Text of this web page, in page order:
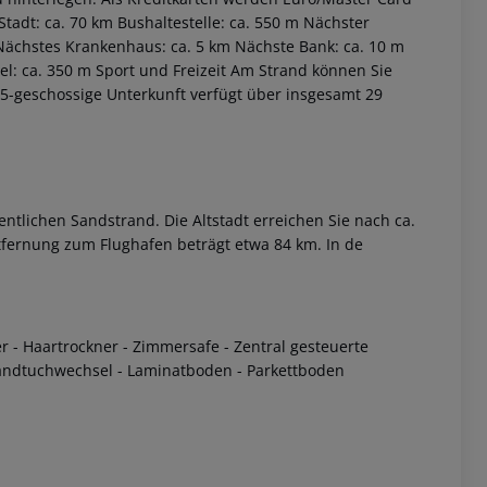
ca. 70 km Bushaltestelle: ca. 550 m Nächster
Krankenhaus: ca. 5 km Nächste Bank: ca. 10 m
ca. 350 m Sport und Freizeit Am Strand können Sie
geschossige Unterkunft verfügt über insgesamt 29
Sandstrand. Die Altstadt erreichen Sie nach ca.
zum Flughafen beträgt etwa 84 km. In de
- Haartrockner - Zimmersafe - Zentral gesteuerte
- Laminatboden - Parkettboden